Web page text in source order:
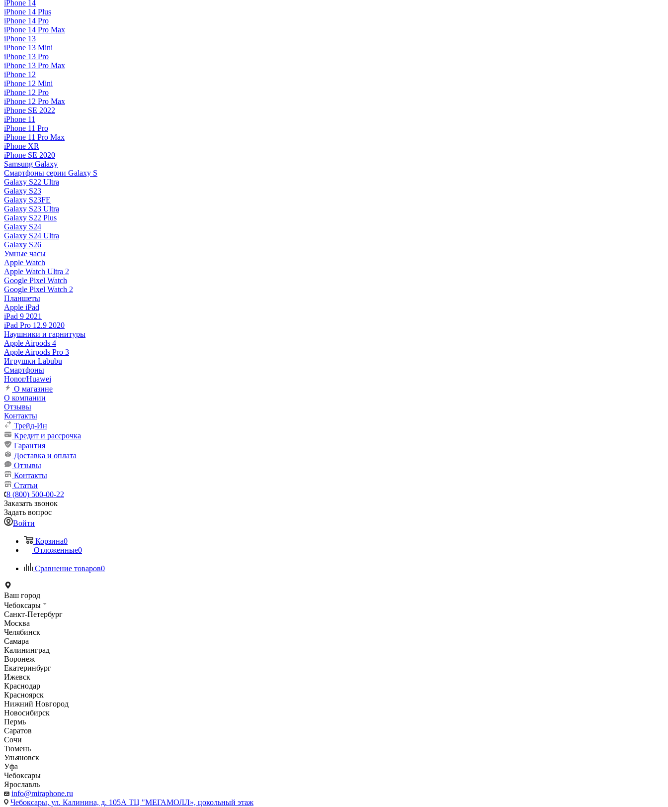
iPhone 14
iPhone 14 Plus
iPhone 14 Pro
iPhone 14 Pro Max
iPhone 13
iPhone 13 Mini
iPhone 13 Pro
iPhone 13 Pro Max
iPhone 12
iPhone 12 Mini
iPhone 12 Pro
iPhone 12 Pro Max
iPhone SE 2022
iPhone 11
iPhone 11 Pro
iPhone 11 Pro Max
iPhone XR
iPhone SE 2020
Samsung Galaxy
Смартфоны серии Galaxy S
Galaxy S22 Ultra
Galaxy S23
Galaxy S23FE
Galaxy S23 Ultra
Galaxy S22 Plus
Galaxy S24
Galaxy S24 Ultra
Galaxy S26
Умные часы
Apple Watch
Apple Watch Ultra 2
Google Pixel Watch
Google Pixel Watch 2
Планшеты
Apple iPad
iPad 9 2021
iPad Pro 12.9 2020
Наушники и гарнитуры
Apple Airpods 4
Apple Airpods Pro 3
Игрушки Labubu
Смартфоны
Honor/Huawei
О магазине
О компании
Отзывы
Контакты
Трейд-Ин
Кредит и рассрочка
Гарантия
Доставка и оплата
Отзывы
Контакты
Статьи
8 (800) 500-00-22
Заказать звонок
Задать вопрос
Войти
Корзина0
Отложенные0
Сравнение товаров0
Ваш город
Чебоксары
Санкт-Петербург
Москва
Челябинск
Самара
Калининград
Воронеж
Екатеринбург
Ижевск
Краснодар
Красноярск
Нижний Новгород
Новосибирск
Пермь
Саратов
Сочи
Тюмень
Ульяновск
Уфа
Чебоксары
Ярославль
info@miraphone.ru
Чебоксары, ул. Калинина, д. 105А ТЦ "МЕГАМОЛЛ», цокольный этаж